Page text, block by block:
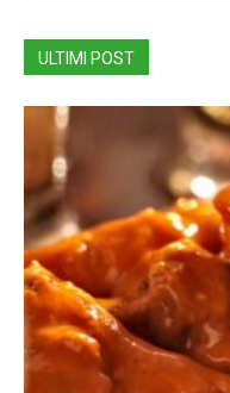
ULTIMI POST